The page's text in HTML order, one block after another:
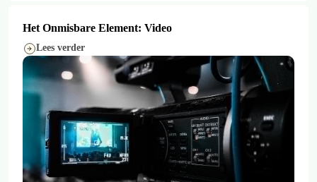
Het Onmisbare Element: Video
Lees verder